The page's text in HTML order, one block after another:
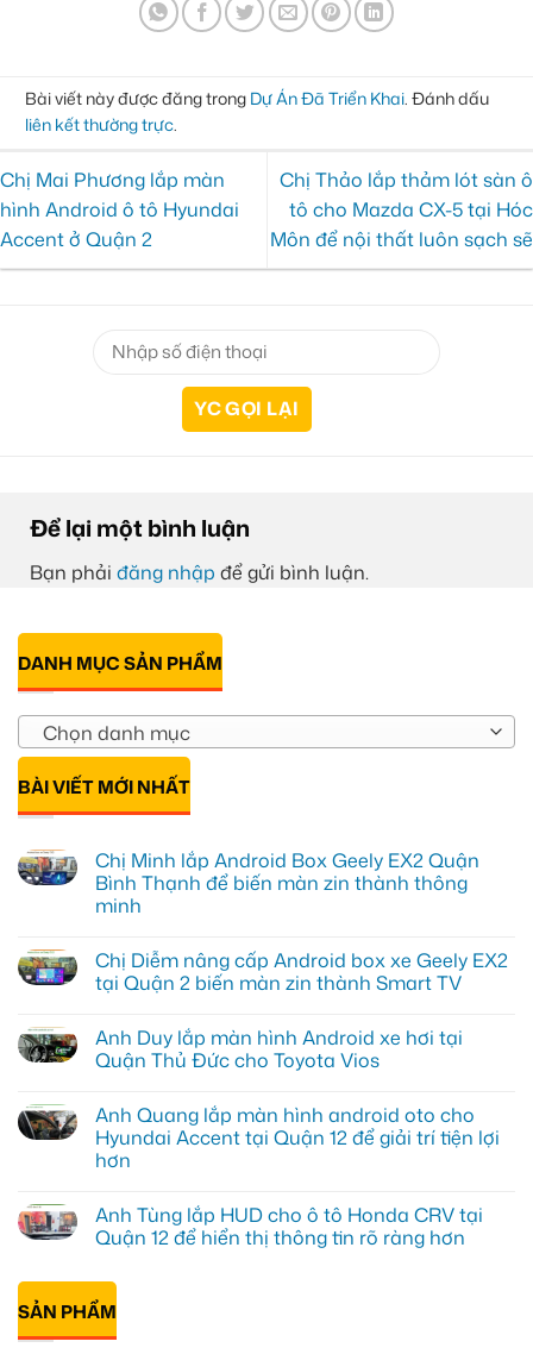
Bài viết này được đăng trong Dự Án Đã Triển Khai. Đánh dấu
liên kết thường trực.
Chị Mai Phương lắp màn
hình Android ô tô Hyundai
Accent ở Quận 2
Chị Thảo lắp thảm lót sàn ô
tô cho Mazda CX-5 tại Hóc
Môn để nội thất luôn sạch sẽ
Để lại một bình luận
Bạn phải đăng nhập để gửi bình luận.
DANH MỤC SẢN PHẨM
Chọn danh mục
BÀI VIẾT MỚI NHẤT
Chị Minh lắp Android Box Geely EX2 Quận
Bình Thạnh để biến màn zin thành thông
minh
bình
luận
ở
lắp
Android
Box
Quận
Bình
Thạnh
để
zin
thành
thông
Chị Diễm nâng cấp Android box xe Geely EX2
tại Quận 2 biến màn zin thành Smart TV
bình
luận
ở
nâng
cấp
Android
box
EX2
tại
Quận
màn
zin
thành
Anh Duy lắp màn hình Android xe hơi tại
Quận Thủ Đức cho Toyota Vios
bình
luận
ở
Anh
màn
hình
Android
tại
Quận
Thủ
Anh Quang lắp màn hình android oto cho
Hyundai Accent tại Quận 12 để giải trí tiện lợi
hơn
bình
luận
ở
màn
hình
android
Anh Tùng lắp HUD cho ô tô Honda CRV tại
Quận 12 để hiển thị thông tin rõ ràng hơn
có
luận
ở
Anh
SẢN PHẨM